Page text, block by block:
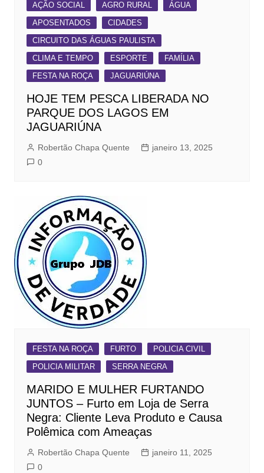
AÇÃO SOCIAL AGRO RURAL
ÁGUA
APOSENTADOS
CIDADES
CIRCUITO DAS ÁGUAS PAULISTA
CLIMA E TEMPO
ESPORTE
FAMÍLIA
FESTA NA ROÇA
JAGUARIÚNA
HOJE TEM PESCA LIBERADA NO
PARQUE DOS LAGOS EM
JAGUARIÚNA
Robertão Chapa Quente
janeiro 13, 2025
0
FESTA NA ROÇA FURTO
POLICIA CIVIL
POLICIA MILITAR
SERRA NEGRA
MARIDO E MULHER FURTANDO
JUNTOS – Furto em Loja de Serra
Negra: Cliente Leva Produto e Causa
Polêmica com Ameaças
Robertão Chapa Quente
janeiro 11, 2025
0